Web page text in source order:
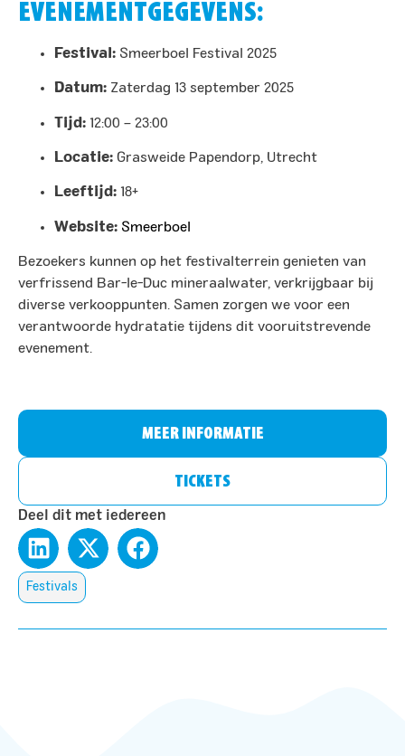
EVENEMENTGEGEVENS:
Festival: Smeerboel Festival 2025
Datum: Zaterdag 13 september 2025
Tijd: 12:00 – 23:00
Locatie: Grasweide Papendorp, Utrecht
Leeftijd: 18+
Website: Smeerboel
Bezoekers kunnen op het festivalterrein genieten van
verfrissend Bar-le-Duc mineraalwater, verkrijgbaar bij
diverse verkooppunten. Samen zorgen we voor een
verantwoorde hydratatie tijdens dit vooruitstrevende
evenement.​
MEER INFORMATIE
TICKETS
Deel dit met iedereen
Festivals